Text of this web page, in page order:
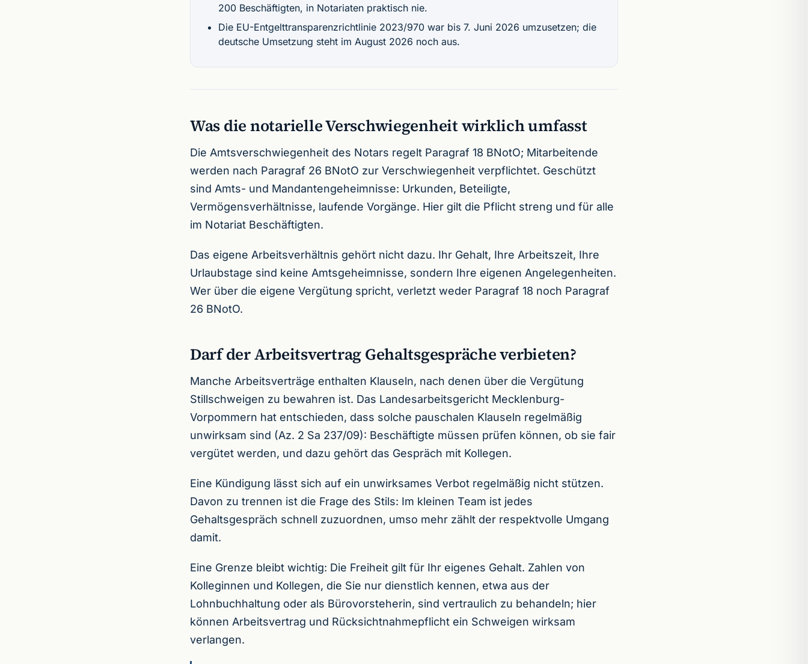
200 Beschäftigten, in Notariaten praktisch nie.
Die EU-Entgelttransparenzrichtlinie 2023/970 war bis 7. Juni 2026 umzusetzen; die
deutsche Umsetzung steht im August 2026 noch aus.
Was die notarielle Verschwiegenheit wirklich umfasst
Die Amtsverschwiegenheit des Notars regelt Paragraf 18 BNotO; Mitarbeitende
werden nach Paragraf 26 BNotO zur Verschwiegenheit verpflichtet. Geschützt
sind Amts- und Mandantengeheimnisse: Urkunden, Beteiligte,
Vermögensverhältnisse, laufende Vorgänge. Hier gilt die Pflicht streng und für alle
im Notariat Beschäftigten.
Das eigene Arbeitsverhältnis gehört nicht dazu. Ihr Gehalt, Ihre Arbeitszeit, Ihre
Urlaubstage sind keine Amtsgeheimnisse, sondern Ihre eigenen Angelegenheiten.
Wer über die eigene Vergütung spricht, verletzt weder Paragraf 18 noch Paragraf
26 BNotO.
Darf der Arbeitsvertrag Gehaltsgespräche verbieten?
Manche Arbeitsverträge enthalten Klauseln, nach denen über die Vergütung
Stillschweigen zu bewahren ist. Das Landesarbeitsgericht Mecklenburg-
Vorpommern hat entschieden, dass solche pauschalen Klauseln regelmäßig
unwirksam sind (Az. 2 Sa 237/09): Beschäftigte müssen prüfen können, ob sie fair
vergütet werden, und dazu gehört das Gespräch mit Kollegen.
Eine Kündigung lässt sich auf ein unwirksames Verbot regelmäßig nicht stützen.
Davon zu trennen ist die Frage des Stils: Im kleinen Team ist jedes
Gehaltsgespräch schnell zuzuordnen, umso mehr zählt der respektvolle Umgang
damit.
Eine Grenze bleibt wichtig: Die Freiheit gilt für Ihr eigenes Gehalt. Zahlen von
Kolleginnen und Kollegen, die Sie nur dienstlich kennen, etwa aus der
Lohnbuchhaltung oder als Bürovorsteherin, sind vertraulich zu behandeln; hier
können Arbeitsvertrag und Rücksichtnahmepflicht ein Schweigen wirksam
verlangen.